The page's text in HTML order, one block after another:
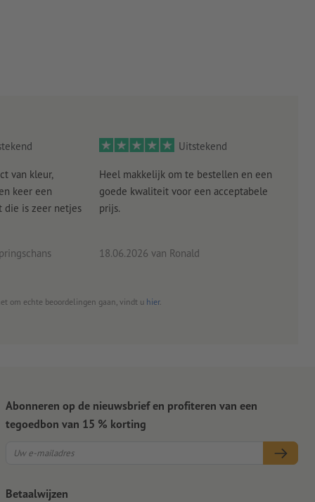
van kleur,
keer een
die is zeer netjes
Uitstekend
Heel makkelijk om te bestellen en een
goede kwaliteit voor een acceptabele
prijs.
18.06.2026 van Ronald
om echte beoordelingen gaan, vindt u hier.
Abonneren op de nieuwsbrief en profiteren van een
tegoedbon van 15 % korting
Betaalwijzen